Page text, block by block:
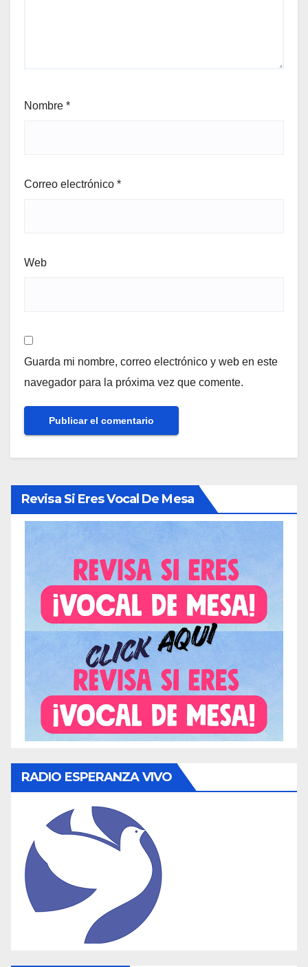
Nombre *
Correo electrónico *
Web
Guarda mi nombre, correo electrónico y web en este
navegador para la próxima vez que comente.
Revisa Si Eres Vocal De Mesa
RADIO ESPERANZA VIVO